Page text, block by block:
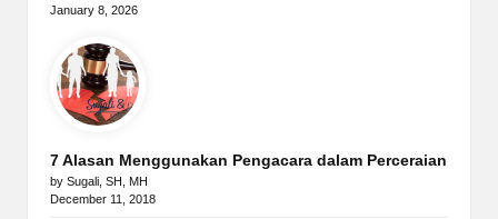
January 8, 2026
7 Alasan Menggunakan Pengacara dalam Perceraian
by Sugali, SH, MH
December 11, 2018